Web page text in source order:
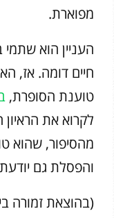
מפוארת.
העניין הוא
חיים דומה. אז,
טוענת הסופרת,
לקרוא את
מהסיפור, שהוא
והפסלת גם
(בהוצאת זמורה